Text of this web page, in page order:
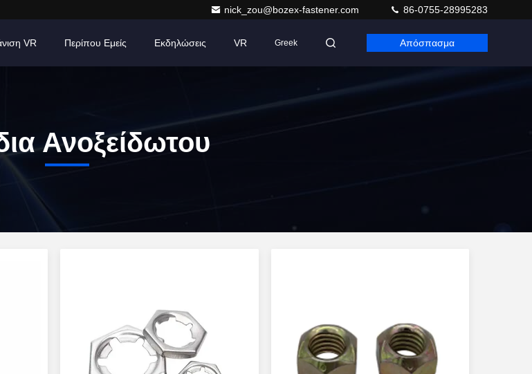
nick_zou@bozex-fastener.com 86-0755-28995283
VR Περίπου Εμείς Εκδηλώσεις VR Greek Απόσπασμα
Ανοξείδωτου